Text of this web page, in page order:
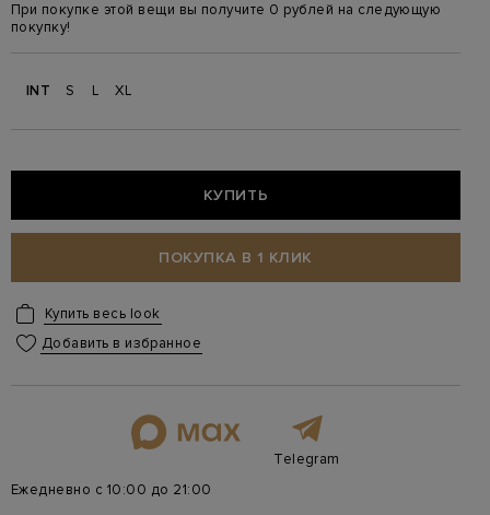
При покупке этой вещи вы получите 0 рублей на следующую
покупку!
INT S L XL
КУПИТЬ
ПОКУПКА В 1 КЛИК
Купить весь look
Добавить в избранное
Telegram
Ежедневно с 10:00 до 21:00